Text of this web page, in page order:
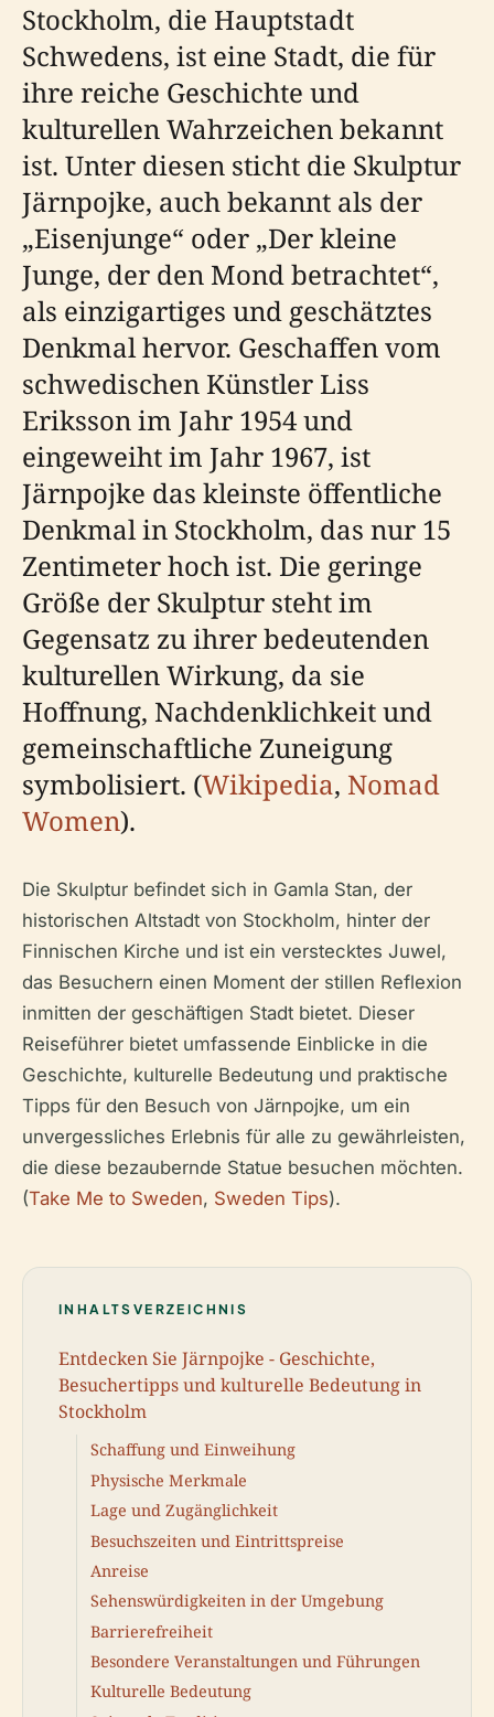
Stockholm, die Hauptstadt
Schwedens, ist eine Stadt, die für
ihre reiche Geschichte und
kulturellen Wahrzeichen bekannt
ist. Unter diesen sticht die Skulptur
Järnpojke, auch bekannt als der
„Eisenjunge“ oder „Der kleine
Junge, der den Mond betrachtet“,
als einzigartiges und geschätztes
Denkmal hervor. Geschaffen vom
schwedischen Künstler Liss
Eriksson im Jahr 1954 und
eingeweiht im Jahr 1967, ist
Järnpojke das kleinste öffentliche
Denkmal in Stockholm, das nur 15
Zentimeter hoch ist. Die geringe
Größe der Skulptur steht im
Gegensatz zu ihrer bedeutenden
kulturellen Wirkung, da sie
Hoffnung, Nachdenklichkeit und
gemeinschaftliche Zuneigung
symbolisiert. (Wikipedia, Nomad
Women).
Die Skulptur befindet sich in Gamla Stan, der
historischen Altstadt von Stockholm, hinter der
Finnischen Kirche und ist ein verstecktes Juwel,
das Besuchern einen Moment der stillen Reflexion
inmitten der geschäftigen Stadt bietet. Dieser
Reiseführer bietet umfassende Einblicke in die
Geschichte, kulturelle Bedeutung und praktische
Tipps für den Besuch von Järnpojke, um ein
unvergessliches Erlebnis für alle zu gewährleisten,
die diese bezaubernde Statue besuchen möchten.
(Take Me to Sweden, Sweden Tips).
INHALTSVERZEICHNIS
Entdecken Sie Järnpojke - Geschichte,
Besuchertipps und kulturelle Bedeutung in
Stockholm
Schaffung und Einweihung
Physische Merkmale
Lage und Zugänglichkeit
Besuchszeiten und Eintrittspreise
Anreise
Sehenswürdigkeiten in der Umgebung
Barrierefreiheit
Besondere Veranstaltungen und Führungen
Kulturelle Bedeutung